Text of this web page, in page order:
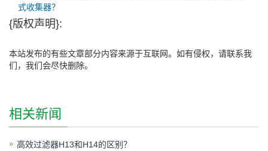
式收集器？
{版权声明}:
本站发布的有些文章部分内容来源于互联网。如有侵权，请联系我
们，我们会尽快删除。
相关新闻
高效过滤器H13和H14的区别？